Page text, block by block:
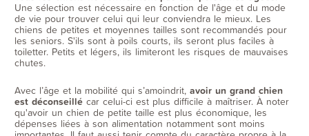
Une sélection est nécessaire en fonction de l'âge et du mode
de vie pour trouver celui qui leur conviendra le mieux. Les
chiens de petites et moyennes tailles sont recommandés pour
les seniors. S'ils sont à poils courts, ils seront plus faciles à
toiletter. Petits et légers, ils limiteront les risques de mauvaises
chutes.
Avec l’âge et la mobilité qui s’amoindrit, avoir un grand chien
est déconseillé car celui-ci est plus difficile à maîtriser. À noter
qu'avoir un chien de petite taille est plus économique, les
dépenses liées à son alimentation notamment sont moins